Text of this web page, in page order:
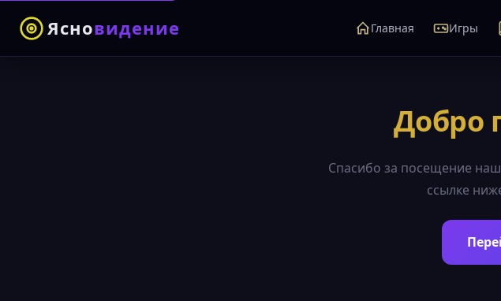
Ясновидение Главная Игры
Добро
Спасибо за посещение
ссылке